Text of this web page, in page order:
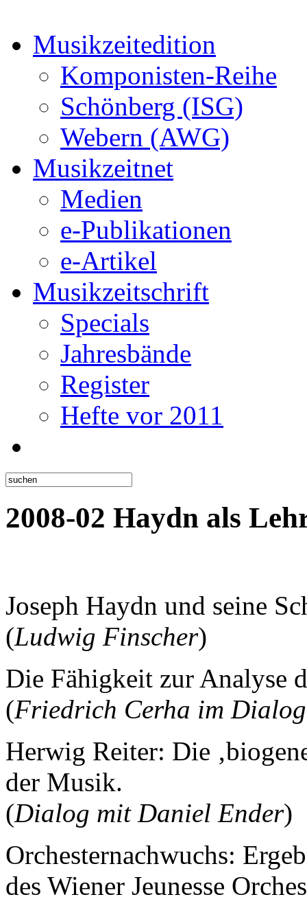
Musikzeitedition
Komponisten-Reihe
Schönberg (ISG)
Webern (AWG)
Musikzeitnet
Medien
e-Publikationen
e-Artikel
Musikzeitschrift
Specials
Jahresbände
Register
Hefte vor 2011
2008-02 Haydn als
Joseph Haydn und seine
(Ludwig Finscher)
Die Fähigkeit zur Analyse
(Friedrich Cerha im
Herwig Reiter: Die
der Musik.
(Dialog mit Daniel Ender)
Orchesternachwuchs:
des Wiener Jeunesse